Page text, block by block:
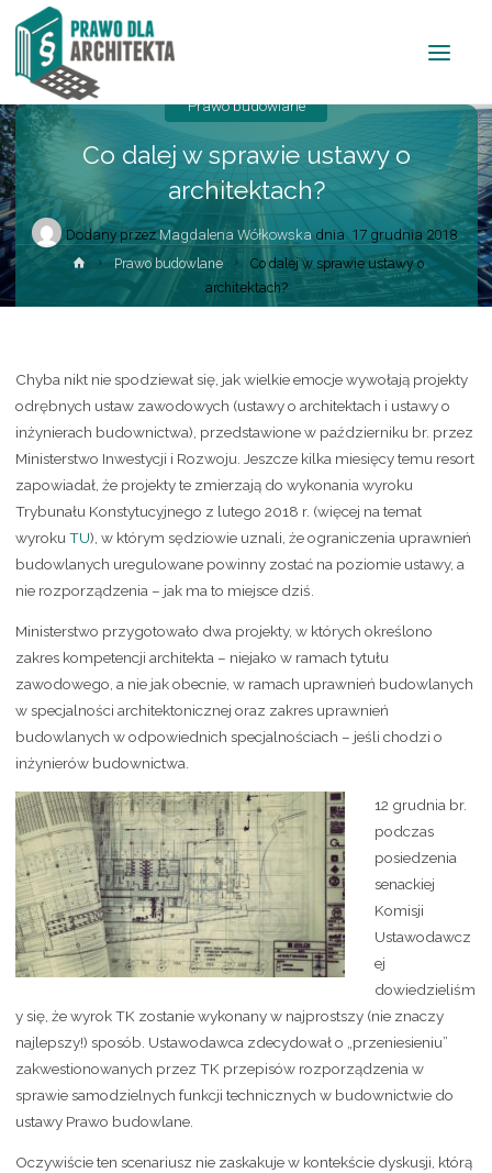
Co dalej w sprawie ustawy o
architektach?
Dodany przezMagdalena Wółkowska dnia 17 grudnia 2018
Prawo budowlane
Prawo budowlane
Co dalej w sprawie ustawy o
architektach?
Chyba nikt nie spodziewał się, jak wielkie emocje wywołają projekty
odrębnych ustaw zawodowych (ustawy o architektach i ustawy o
inżynierach budownictwa), przedstawione w październiku br. przez
Ministerstwo Inwestycji i Rozwoju. Jeszcze kilka miesięcy temu resort
zapowiadał, że projekty te zmierzają do wykonania wyroku
Trybunału Konstytucyjnego z lutego 2018 r. (więcej na temat
wyroku TU), w którym sędziowie uznali, że ograniczenia uprawnień
budowlanych uregulowane powinny zostać na poziomie ustawy, a
nie rozporządzenia – jak ma to miejsce dziś.
Ministerstwo przygotowało dwa projekty, w których określono
zakres kompetencji architekta – niejako w ramach tytułu
zawodowego, a nie jak obecnie, w ramach uprawnień budowlanych
w specjalności architektonicznej oraz zakres uprawnień
budowlanych w odpowiednich specjalnościach – jeśli chodzi o
inżynierów budownictwa.
12 grudnia br.
podczas
posiedzenia
senackiej
Komisji
Ustawodawcz
ej
dowiedzieliśm
y się, że wyrok TK zostanie wykonany w najprostszy (nie znaczy
najlepszy!) sposób. Ustawodawca zdecydował o „przeniesieniu”
zakwestionowanych przez TK przepisów rozporządzenia w
sprawie samodzielnych funkcji technicznych w budownictwie do
ustawy Prawo budowlane.
Oczywiście ten scenariusz nie zaskakuje w kontekście dyskusji, którą